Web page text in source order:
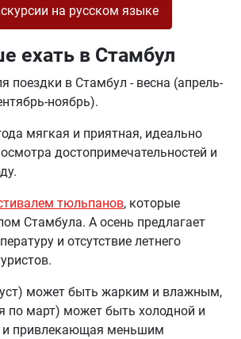
на русском языке
ехать в Стамбул
поездки в Стамбул - весна (апрель-
ноябрь).
мягкая и приятная, идеально
достопримечательностей и
тюльпанов, которые
Стамбула. А осень предлагает
и отсутствие летнего
может быть жарким и влажным,
по март) может быть холодной и
и привлекающая меньшим